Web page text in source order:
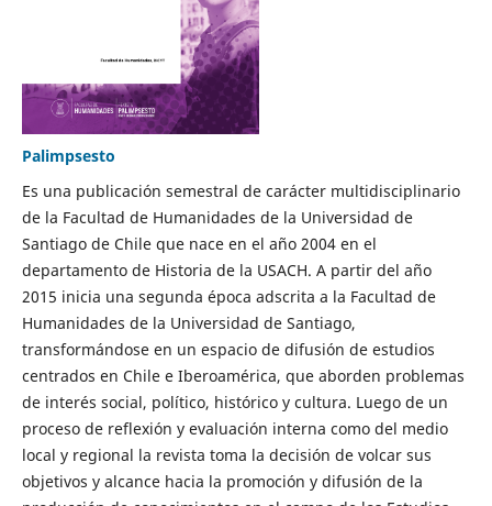
Palimpsesto
Es una publicación semestral de carácter multidisciplinario
de la Facultad de Humanidades de la Universidad de
Santiago de Chile que nace en el año 2004 en el
departamento de Historia de la USACH. A partir del año
2015 inicia una segunda época adscrita a la Facultad de
Humanidades de la Universidad de Santiago,
transformándose en un espacio de difusión de estudios
centrados en Chile e Iberoamérica, que aborden problemas
de interés social, político, histórico y cultura. Luego de un
proceso de reflexión y evaluación interna como del medio
local y regional la revista toma la decisión de volcar sus
objetivos y alcance hacia la promoción y difusión de la